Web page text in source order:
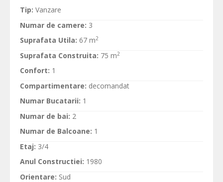
Tip: Vanzare
Numar de camere: 3
Suprafata Utila: 67 m2
Suprafata Construita: 75 m2
Confort: 1
Compartimentare: decomandat
Numar Bucatarii: 1
Numar de bai: 2
Numar de Balcoane: 1
Etaj: 3/4
Anul Constructiei: 1980
Orientare: Sud